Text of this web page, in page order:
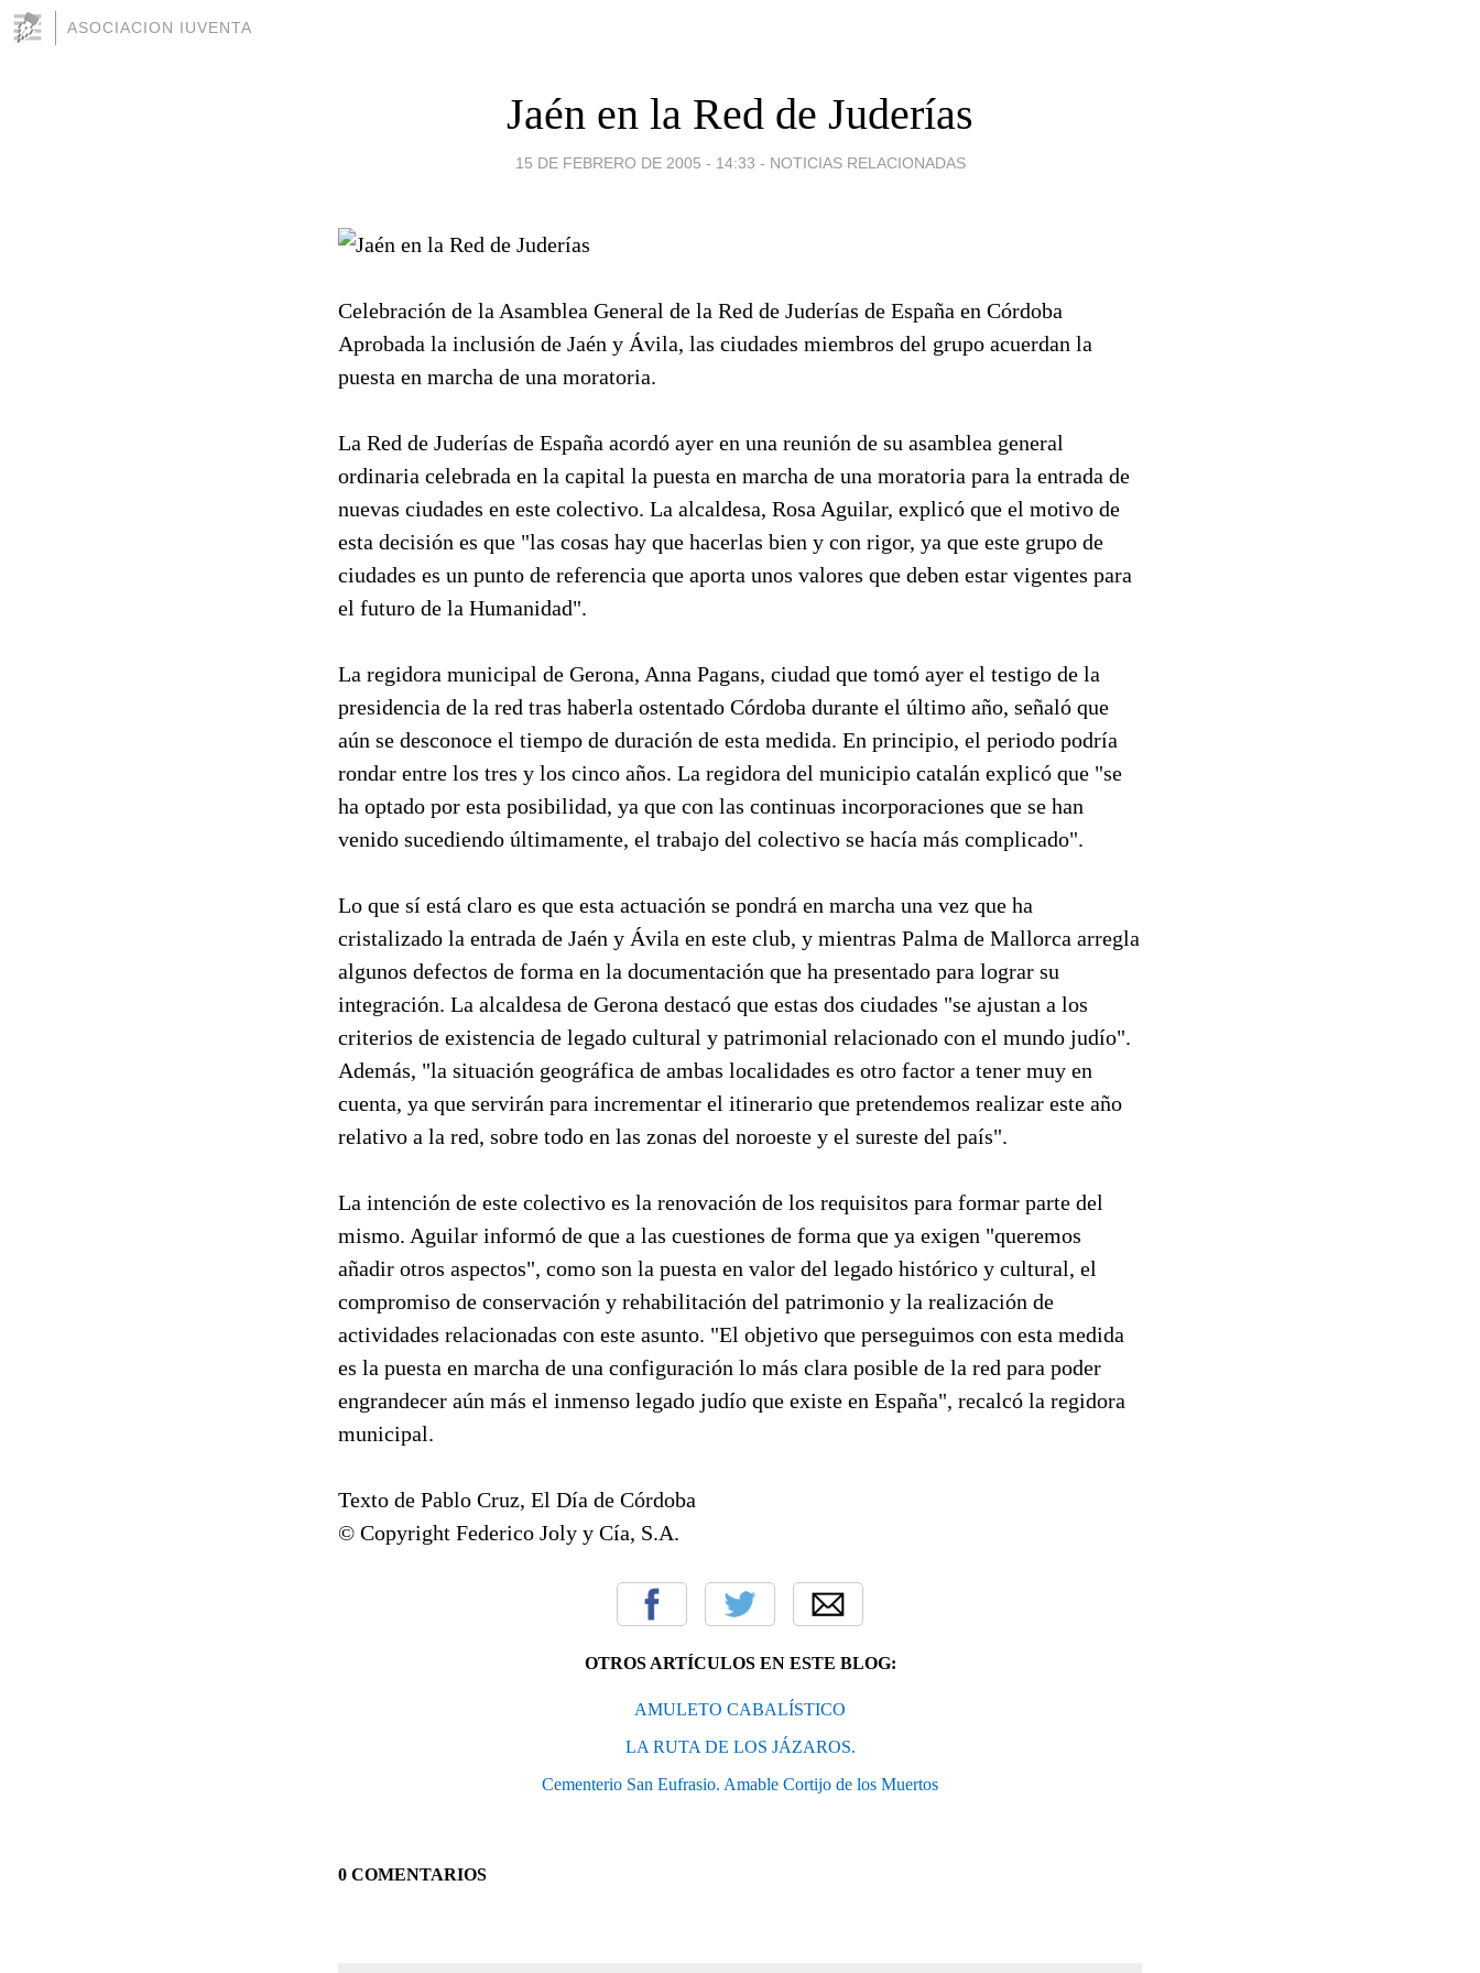
ASOCIACION IUVENTA
Jaén en la Red de Juderías
15 DE FEBRERO DE 2005 - 14:33 - NOTICIAS RELACIONADAS
Celebración de la Asamblea General de la Red de Juderías de España en Córdoba
Aprobada la inclusión de Jaén y Ávila, las ciudades miembros del grupo acuerdan la
puesta en marcha de una moratoria.
La Red de Juderías de España acordó ayer en una reunión de su asamblea general
ordinaria celebrada en la capital la puesta en marcha de una moratoria para la entrada de
nuevas ciudades en este colectivo. La alcaldesa, Rosa Aguilar, explicó que el motivo de
esta decisión es que "las cosas hay que hacerlas bien y con rigor, ya que este grupo de
ciudades es un punto de referencia que aporta unos valores que deben estar vigentes para
el futuro de la Humanidad".
La regidora municipal de Gerona, Anna Pagans, ciudad que tomó ayer el testigo de la
presidencia de la red tras haberla ostentado Córdoba durante el último año, señaló que
aún se desconoce el tiempo de duración de esta medida. En principio, el periodo podría
rondar entre los tres y los cinco años. La regidora del municipio catalán explicó que "se
ha optado por esta posibilidad, ya que con las continuas incorporaciones que se han
venido sucediendo últimamente, el trabajo del colectivo se hacía más complicado".
Lo que sí está claro es que esta actuación se pondrá en marcha una vez que ha
cristalizado la entrada de Jaén y Ávila en este club, y mientras Palma de Mallorca arregla
algunos defectos de forma en la documentación que ha presentado para lograr su
integración. La alcaldesa de Gerona destacó que estas dos ciudades "se ajustan a los
criterios de existencia de legado cultural y patrimonial relacionado con el mundo judío".
Además, "la situación geográfica de ambas localidades es otro factor a tener muy en
cuenta, ya que servirán para incrementar el itinerario que pretendemos realizar este año
relativo a la red, sobre todo en las zonas del noroeste y el sureste del país".
La intención de este colectivo es la renovación de los requisitos para formar parte del
mismo. Aguilar informó de que a las cuestiones de forma que ya exigen "queremos
añadir otros aspectos", como son la puesta en valor del legado histórico y cultural, el
compromiso de conservación y rehabilitación del patrimonio y la realización de
actividades relacionadas con este asunto. "El objetivo que perseguimos con esta medida
es la puesta en marcha de una configuración lo más clara posible de la red para poder
engrandecer aún más el inmenso legado judío que existe en España", recalcó la regidora
municipal.
Texto de Pablo Cruz, El Día de Córdoba
© Copyright Federico Joly y Cía, S.A.
OTROS ARTÍCULOS EN ESTE BLOG:
AMULETO CABALÍSTICO
LA RUTA DE LOS JÁZAROS.
Cementerio San Eufrasio. Amable Cortijo de los Muertos
0 COMENTARIOS